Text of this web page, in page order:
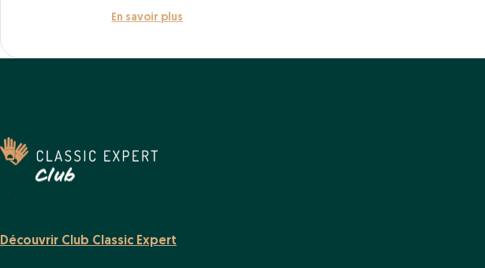
En savoir plus
Découvrir Club Classic Expert